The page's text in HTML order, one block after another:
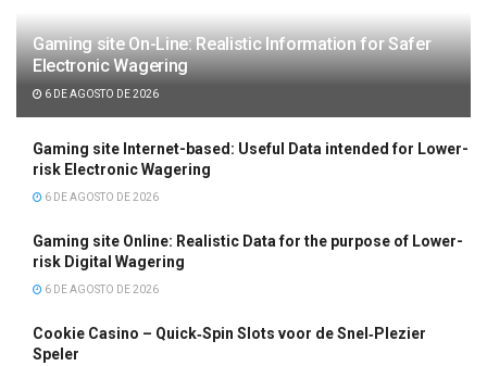
Gaming site On-Line: Realistic Information for Safer
Electronic Wagering
6 DE AGOSTO DE 2026
Gaming site Internet-based: Useful Data intended for Lower-
risk Electronic Wagering
6 DE AGOSTO DE 2026
Gaming site Online: Realistic Data for the purpose of Lower-
risk Digital Wagering
6 DE AGOSTO DE 2026
Cookie Casino – Quick‑Spin Slots voor de Snel‑Plezier
Speler